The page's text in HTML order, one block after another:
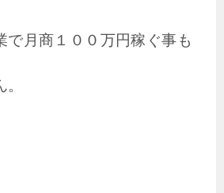
で月商１００万円稼ぐ事も